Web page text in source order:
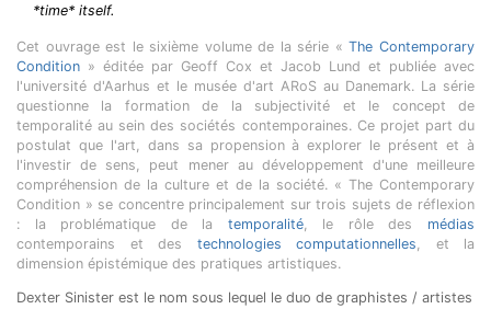
*time* itself.
Cet ouvrage est le sixième volume de la série «The Contemporary
Condition » éditée par Geoff Cox et Jacob Lund et publiée avec
l'université d'Aarhus et le musée d'art ARoS au Danemark. La série
questionne la formation de la subjectivité et le concept de
temporalité au sein des sociétés contemporaines. Ce projet part du
postulat que l'art, dans sa propension à explorer le présent et à
l'investir de sens, peut mener au développement d'une meilleure
compréhension de la culture et de la société. « The Contemporary
Condition » se concentre principalement sur trois sujets de réflexion
: la problématique de la temporalité, le rôle des médias
contemporains et des technologies computationnelles, et la
dimension épistémique des pratiques artistiques.
Dexter Sinister est le nom sous lequel le duo de graphistes / artistes